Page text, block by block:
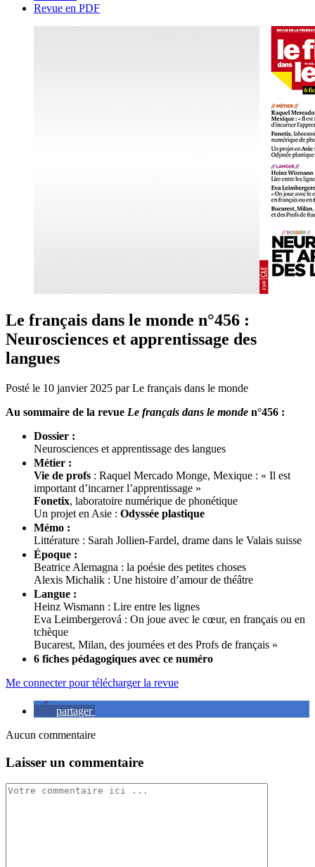
Revue en PDF
Le français dans le monde n°456 :
Neurosciences et apprentissage des
langues
Posté le 10 janvier 2025 par Le français dans le monde
Au sommaire de la revue Le français dans le monde n°456 :
Dossier :
Neurosciences et apprentissage des langues
Métier :
Vie de profs : Raquel Mercado Monge, Mexique : « Il est
important d’incarner l’apprentissage »
Fonetix, laboratoire numérique de phonétique
Un projet en Asie : Odyssée plastique
Mémo :
Littérature : Sarah Jollien-Fardel, drame dans le Valais suisse
Époque :
Beatrice Alemagna : la poésie des petites choses
Alexis Michalik : Une histoire d’amour de théâtre
Langue :
Heinz Wismann : Lire entre les lignes
Eva Leimbergerová : On joue avec le cœur, en français ou en
tchèque
Bucarest, Milan, des journées et des Profs de français »
6 fiches pédagogiques avec ce numéro
Me connecter pour télécharger la revue
partager
Aucun commentaire
Laisser un commentaire